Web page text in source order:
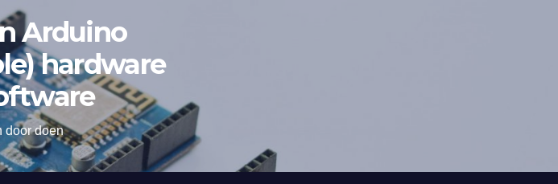
Arduino
hardware
door doen